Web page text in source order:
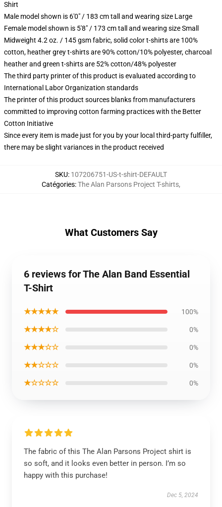
Shirt
Male model shown is 6'0" / 183 cm tall and wearing size Large
Female model shown is 5'8" / 173 cm tall and wearing size Small
Midweight 4.2 oz. / 145 gsm fabric, solid color t-shirts are 100%
cotton, heather grey t-shirts are 90% cotton/10% polyester, charcoal
heather and green t-shirts are 52% cotton/48% polyester
The third party printer of this product is evaluated according to
International Labor Organization standards
The printer of this product sources blanks from manufacturers
committed to improving cotton farming practices with the Better
Cotton Initiative
Since every item is made just for you by your local third-party fulfiller,
there may be slight variances in the product received
SKU: 107206751-US-t-shirt-DEFAULT
Catégories:The Alan Parsons Project T-shirts,
What Customers Say
6 reviews for The Alan Band Essential
T-Shirt
★★★★★ 100%
★★★★☆ 0%
★★★☆☆ 0%
★★☆☆☆ 0%
★☆☆☆☆ 0%
The fabric of this The Alan Parsons Project shirt is
so soft, and it looks even better in person. I’m so
happy with this purchase!
Dec 5, 2024